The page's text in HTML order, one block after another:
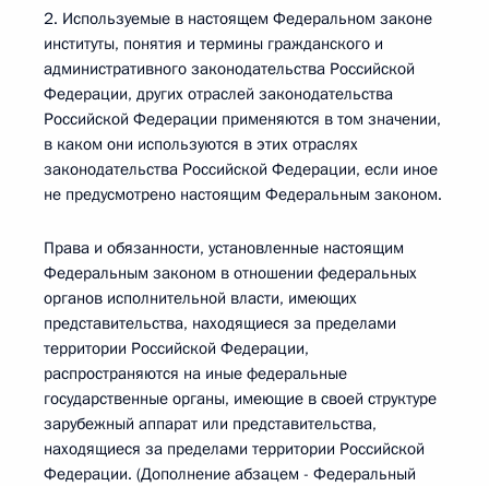
2. Используемые в настоящем Федеральном законе
институты, понятия и термины гражданского и
административного законодательства Российской
Федерации, других отраслей законодательства
Российской Федерации применяются в том значении,
в каком они используются в этих отраслях
законодательства Российской Федерации, если иное
не предусмотрено настоящим Федеральным законом.
Права и обязанности, установленные настоящим
Федеральным законом в отношении федеральных
органов исполнительной власти, имеющих
представительства, находящиеся за пределами
территории Российской Федерации,
распространяются на иные федеральные
государственные органы, имеющие в своей структуре
зарубежный аппарат или представительства,
находящиеся за пределами территории Российской
Федерации. (Дополнение абзацем - Федеральный